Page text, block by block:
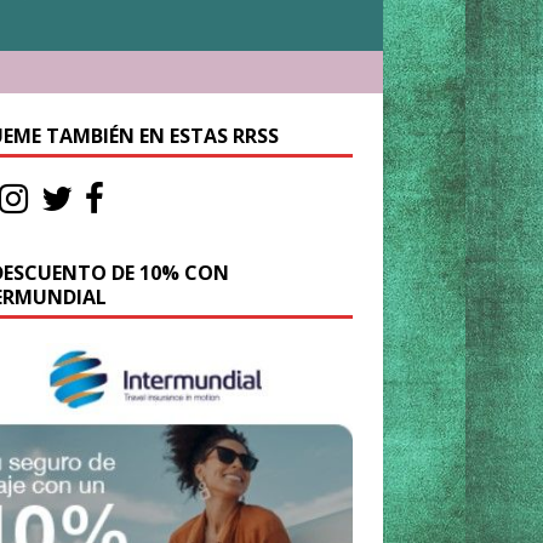
TAMBIÉN EN ESTAS RRSS
DE 10% CON